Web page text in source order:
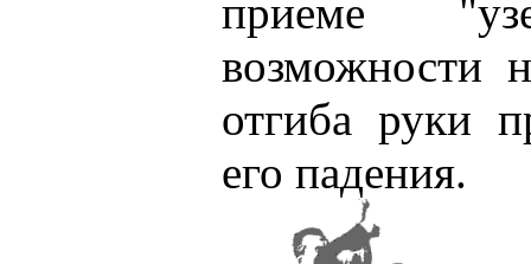
приеме
возможности
отгиба руки
его падения.